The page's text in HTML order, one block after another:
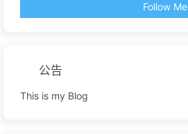
Follow Me
公告
This is my Blog